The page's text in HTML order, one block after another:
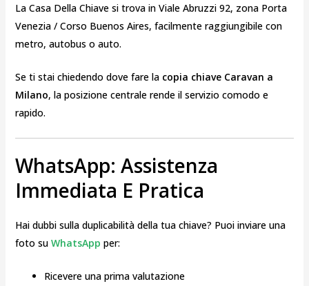
La Casa Della Chiave si trova in Viale Abruzzi 92, zona Porta
Venezia / Corso Buenos Aires, facilmente raggiungibile con
metro, autobus o auto.
Se ti stai chiedendo dove fare la copia chiave Caravan a
Milano, la posizione centrale rende il servizio comodo e
rapido.
WhatsApp: Assistenza
Immediata E Pratica
Hai dubbi sulla duplicabilità della tua chiave? Puoi inviare una
foto su WhatsApp per:
Ricevere una prima valutazione